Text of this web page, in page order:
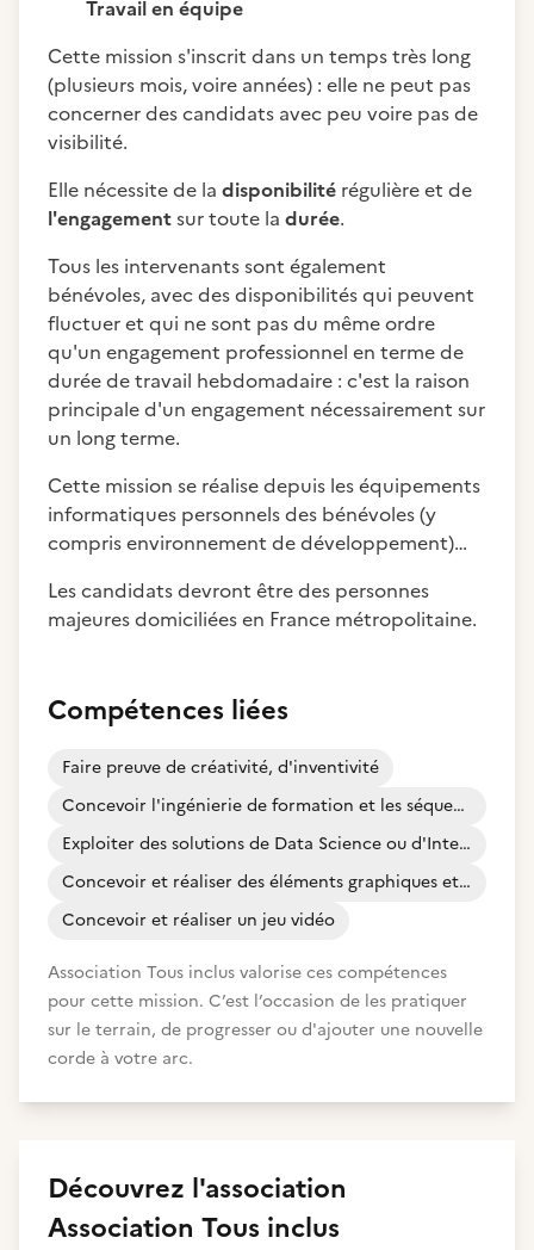
Travail en équipe
Cette mission s'inscrit dans un temps très long
(plusieurs mois, voire années) : elle ne peut pas
concerner des candidats avec peu voire pas de
visibilité.
Elle nécessite de la disponibilité régulière et de
l'engagementsur toute la durée.
Tous les intervenants sont également
bénévoles, avec des disponibilités qui peuvent
fluctuer et qui ne sont pas du même ordre
qu'un engagement professionnel en terme de
durée de travail hebdomadaire : c'est la raison
principale d'un engagement nécessairement sur
un long terme.
Cette mission se réalise depuis les équipements
informatiques personnels des bénévoles (y
compris environnement de développement)…
Les candidats devront être des personnes
majeures domiciliées en France métropolitaine.
Compétences liées
Faire preuve de créativité, d'inventivité
Concevoir l'ingénierie de formation et les séquences pédagogiques
Exploiter des solutions de Data Science ou d'Intelligence Artificielle
Concevoir et réaliser des éléments graphiques et visuels
Concevoir et réaliser un jeu vidéo
Association Tous inclus valorise ces compétences
pour cette mission. C’est l’occasion de les pratiquer
sur le terrain, de progresser ou d'ajouter une nouvelle
corde à votre arc.
Découvrez l'association
Association Tous inclus